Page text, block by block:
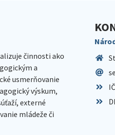
činnosti ako
a
usmerňovanie
výskum,
externé
mládeže či